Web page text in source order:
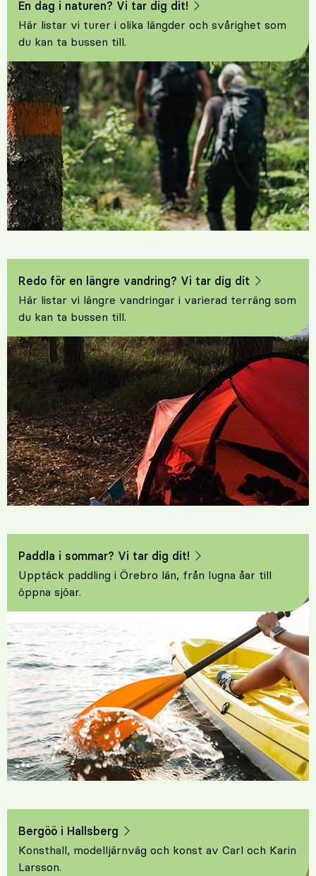
En dag i naturen? Vi tar dig dit!
Här listar vi turer i olika längder och svårighet som
du kan ta bussen till.
Redo för en längre vandring? Vi tar dig dit
Här listar vi längre vandringar i varierad terräng som
du kan ta bussen till.
Paddla i sommar? Vi tar dig dit!
Upptäck paddling i Örebro län, från lugna åar till
öppna sjöar.
Bergöö i Hallsberg
Konsthall, modelljärnväg och konst av Carl och Karin
Larsson.